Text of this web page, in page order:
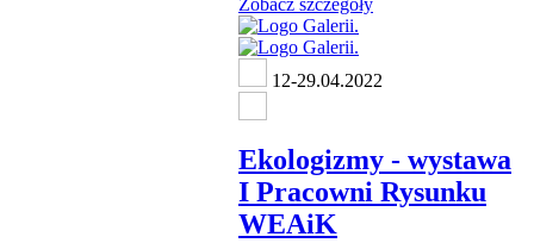
12-29.04.2022
Ekologizmy - wystawa
I Pracowni Rysunku
WEAiK